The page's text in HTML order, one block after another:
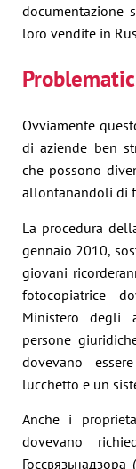
documentazione
loro vendite in
Ovviamente
di aziende ben
che possono
allontanandoli di
La procedura
gennaio 2010,
giovani
fotocopiatrice
Ministero degli
persone
dovevano
lucchetto e un
Anche i
dovevano